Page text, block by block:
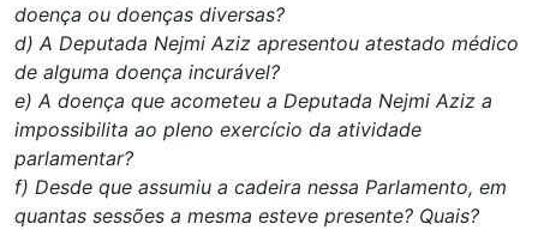
doença ou doenças diversas?
d) A Deputada Nejmi Aziz apresentou atestado médico
de alguma doença incurável?
e) A doença que acometeu a Deputada Nejmi Aziz a
impossibilita ao pleno exercício da atividade
parlamentar?
f) Desde que assumiu a cadeira nessa Parlamento, em
quantas sessões a mesma esteve presente? Quais?